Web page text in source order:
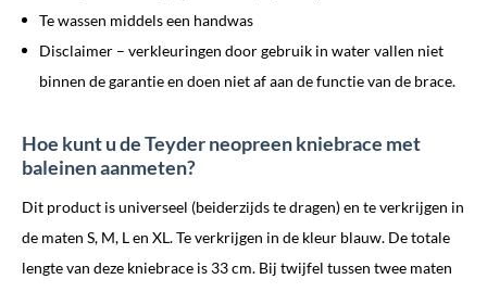
Te wassen middels een handwas
Disclaimer – verkleuringen door gebruik in water vallen niet
binnen de garantie en doen niet af aan de functie van de brace.
Hoe kunt u de Teyder neopreen kniebrace met
baleinen aanmeten?
Dit product is universeel (beiderzijds te dragen) en te verkrijgen in
de maten S, M, L en XL. Te verkrijgen in de kleur blauw. De totale
lengte van deze kniebrace is 33 cm. Bij twijfel tussen twee maten